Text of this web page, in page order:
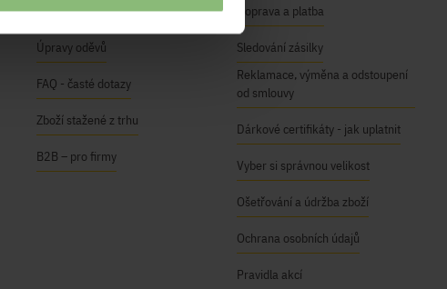
Módní inspirace
Úpravy oděvů
FAQ - časté dotazy
Zboží stažené z trhu
B2B – pro firmy
Doprava a platba
Sledování zásilky
Reklamace, výměna a odstoupení
od smlouvy
Dárkové certifikáty - jak uplatnit
Vyber si správnou velikost
Ošetřování a údržba zboží
Ochrana osobních údajů
Pravidla akcí